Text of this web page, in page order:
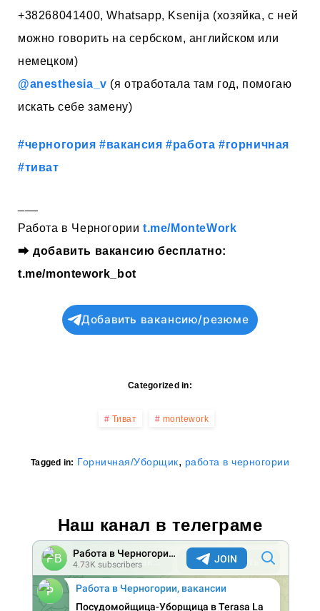
+38268041400, Whatsapp, Ksenija (хозяйка, с ней
можно говорить на сербском, английском или
немецком)
@anesthesia_v (я отработала там год, помогаю
искать себе замену)
#черногория #вакансия #работа #горничная
#тиват
Работа в Черногории t.me/MonteWork
⮕добавить вакансию бесплатно:
t.me/montework_bot
Добавить вакансию/резюме
Categorized in:
Тиват montework
Tagged in: Горничная/Уборщик, работа в черногории
Наш канал в телеграме